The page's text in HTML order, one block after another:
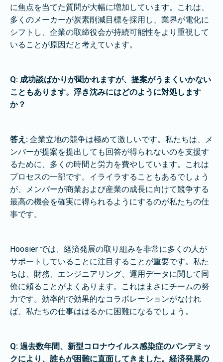
に焦点を当てた質問が大幅に増加しています。これは、
多くのメーカーが炭素削減目標を採用し、業界が電化に
シフトし、企業の取締役会が持続可能性をより重視して
いることが原因だと考えています。
Q: 成功談ばかりが聞かれますが、提案がうまくいかない
こともあります。浮き沈みにはどのように対処します
か？
答え: 企業立地の競争は極めて激しいです。私たちは、メ
ンバーが提案を提出しても回答が得られないのを支援す
るために、多くの時間と労力を費やしています。これは
プロセスの一部です。イライラすることもあるでしょう
が、メンバーが商業および産業の成長に向けて競争する
最高の機会を確実に得られるようにするのが私たちの仕
事です。
Hoosier では、経済発展の取り組みを非常に多くの人が
サポートしていることに注目することが重要です。私た
ちは、財務、エンジニアリング、運用データに関して同
僚に頼ることがよくあります。これはまさにチームの努
力です。効率的で効果的なコラボレーションがなけれ
ば、私たちの仕事ははるかに困難になるでしょう。
Q: 過去数年間、新型コロナウイルス感染症のパンデミッ
クにより、誰もが困難に直面してきました。経済発展の